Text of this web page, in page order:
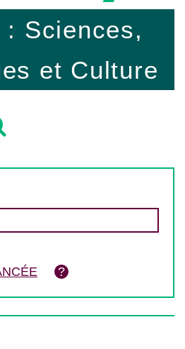
: Sciences,
et Culture